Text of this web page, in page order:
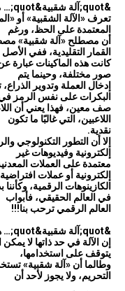
&quot;آلة شقبية&quot;… ما هي؟
تعرف «الآلة الشقبية» أو
المعتمدة على الحظ، ورغم
أن مصطلح «آلة شقبية»
القمار التقليدية، ففي الأصل
كانت هذه الماكينات عبارة
صور مختلفة، وحينما يتم
إدخال العملة وتدوير
البكرات على نفس الرمز
صف معين، فهذا يعني أن
اللاعبين، التي غالبًا ما تكون
نقدية.
إلا أن التطور التكنولوجي
إلكترونية وفيديوهات غير
معتمدة على العملات
إلكترونية أو عملات
الكازينوهات الرقمية،
في العالم الحقيقي، فأبواب
العالم الرقمي ترحب بنا!!!
&quot;آلة شقبية&quot;… هل هي مباحة؟
إن الآلة في حد ذاتها لا
يتوقف على استخدامها،
وطالما أن «آلة شقبية»
التحريم، ولا يجوز لأحد أن